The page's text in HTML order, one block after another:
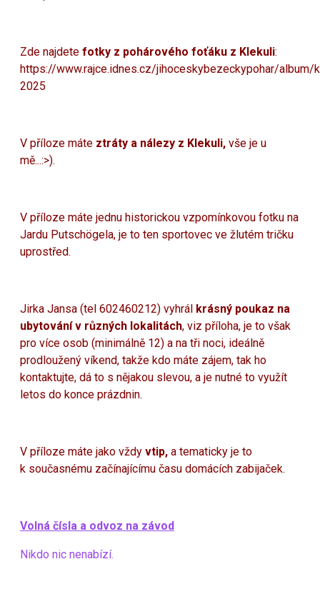
Zde najdete fotky z pohárového foťáku z Klekuli:
https://www.rajce.idnes.cz/jihoceskybezeckypohar/album/
2025
V příloze máte ztráty a nálezy z Klekuli, vše je u
mě...:>).
V příloze máte jednu historickou vzpomínkovou fotku na
Jardu Putschögela, je to ten sportovec ve žlutém tričku
uprostřed.
Jirka Jansa (tel 602460212) vyhrál krásný poukaz na
ubytování v různých lokalitách, viz příloha, je to však
pro více osob (minimálně 12) a na tři noci, ideálně
prodloužený víkend, takže kdo máte zájem, tak ho
kontaktujte, dá to s nějakou slevou, a je nutné to využít
letos do konce prázdnin.
V příloze máte jako vždy vtip, a tematicky je to
k současnému začínajícímu času domácích zabijaček.
Volná čísla a odvoz na závod
Nikdo nic nenabízí.